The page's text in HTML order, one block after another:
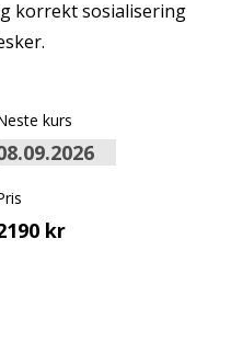
korrekt sosialisering
kurs
kr